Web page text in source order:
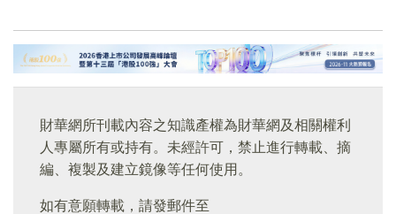
財華網所刊載內容之知識產權為財華網及相關權利
人專屬所有或持有。未經許可，禁止進行轉載、摘
編、複製及建立鏡像等任何使用。
如有意願轉載，請發郵件至